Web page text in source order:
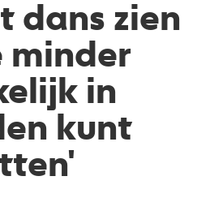
dans zien
minder
in
kunt